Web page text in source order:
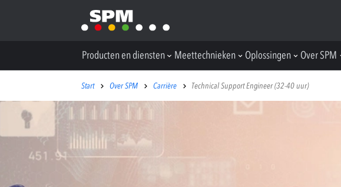
Producten en diensten Meettechnieken Oplossingen Over SPM
Start Over SPM Carrière Technical Support Engineer (32-40 uur)